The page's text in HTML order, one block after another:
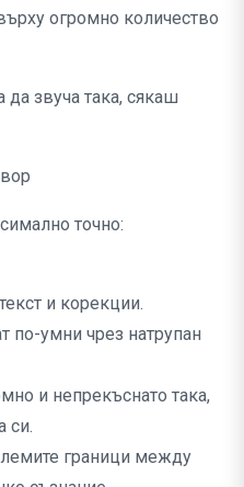
огромно количество
да звуча така, сякаш
точно:
и корекции.
по-умни чрез натрупан
и непрекъснато така,
си.
граници между